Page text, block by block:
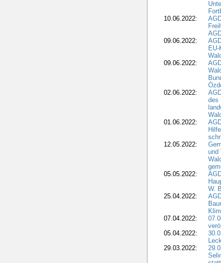
10.06.2022:
09.06.2022:
09.06.2022:
02.06.2022:
des
01.06.2022:
12.05.2022:
und
05.05.2022:
W.
25.04.2022:
07.04.2022:
05.04.2022:
29.03.2022: